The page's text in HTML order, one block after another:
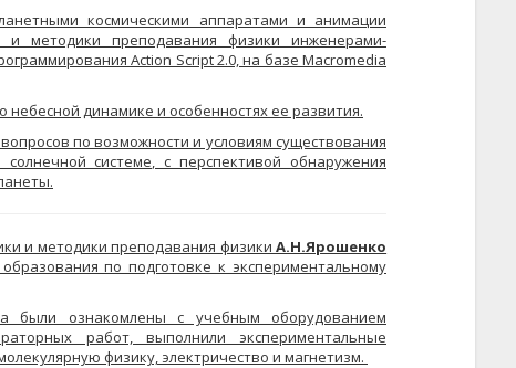
космическими аппаратами и анимации
и методики преподавания физики инженерами-
Action Script 2.0, на базе Macromedia
динамике и особенностях ее развития.
по возможности и условиям существования
системе, с перспективой обнаружения
и методики преподавания физики А.Н.Ярошенко
по подготовке к экспериментальному
были ознакомлены с учебным оборудованием
работ, выполнили экспериментальные
физику, электричество и магнетизм.